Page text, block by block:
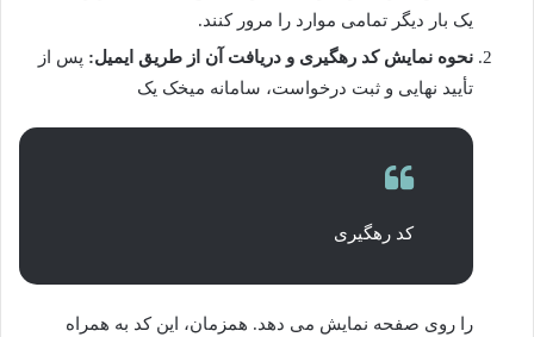
یک بار دیگر تمامی موارد را مرور کنند.
نحوه نمایش کد رهگیری و دریافت آن از طریق ایمیل: پس از
تأیید نهایی و ثبت درخواست، سامانه میخک یک
کد رهگیری
را روی صفحه نمایش می دهد. همزمان، این کد به همراه